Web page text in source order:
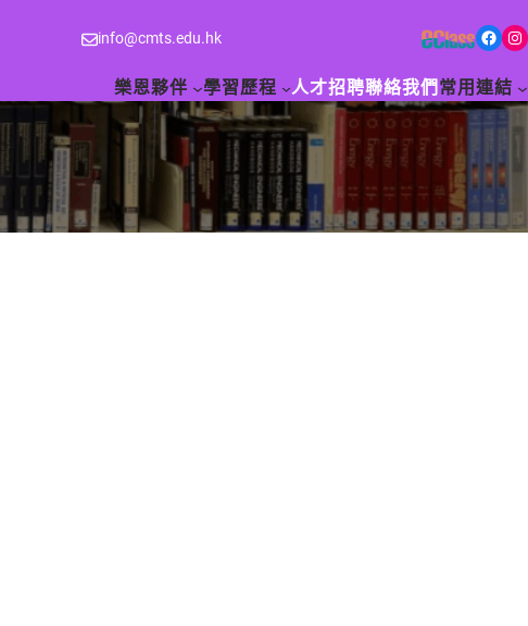
info@cmts.edu.hk Facebook Instagram
樂恩夥伴 學習歷程 人才招聘聯絡我們 常用連結